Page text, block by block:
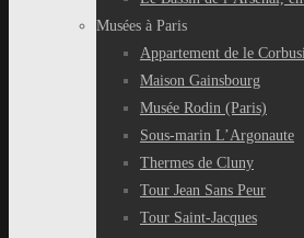
Musées à Paris
Appartement de le
Maison Gainsbourg
Musée Rodin (Paris)
Sous-marin L’Argonaute
Thermes de Cluny
Tour Jean Sans Peur
Tour Saint-Jacques